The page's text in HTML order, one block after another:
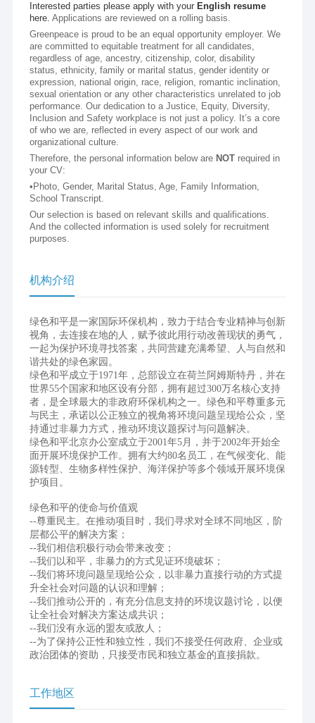
Interested parties please apply with your English resume
here. Applications are reviewed on a rolling basis.
Greenpeace is proud to be an equal opportunity employer. We
are committed to equitable treatment for all candidates,
regardless of age, ancestry, citizenship, color, disability
status, ethnicity, family or marital status, gender identity or
expression, national origin, race, religion, romantic inclination,
sexual orientation or any other characteristics unrelated to job
performance. Our dedication to a Justice, Equity, Diversity,
Inclusion and Safety workplace is not just a policy. It’s a core
of who we are, reflected in every aspect of our work and
organizational culture.
Therefore, the personal information below are NOT required in
your CV:
•Photo, Gender, Marital Status, Age, Family Information,
School Transcript.
Our selection is based on relevant skills and qualifications.
And the collected information is used solely for recruitment
purposes.
机构介绍
绿⾊和平是⼀家国际环保机构，致⼒于结合专业精神与创新
视⾓，去连接在地的⼈，赋予彼此⽤⾏动改善现状的勇⽓，
⼀起为保护环境寻找答案，共同营建充满希望、⼈与⾃然和
谐共处的绿⾊家园。
绿⾊和平成⽴于1971年，总部设⽴在荷兰阿姆斯特丹，并在
世界55个国家和地区设有分部，拥有超过300万名核⼼⽀持
者，是全球最⼤的⾮政府环保机构之⼀。绿⾊和平尊重多元
与民主，承诺以公正独⽴的视⾓将环境问题呈现给公众，坚
持通过⾮暴⼒⽅式，推动环境议题探讨与问题解决。
绿⾊和平北京办公室成⽴于2001年5⽉，并于2002年开始全
⾯开展环境保护⼯作。拥有⼤约80名员⼯，在⽓候变化、能
源转型、⽣物多样性保护、海洋保护等多个领域开展环境保
护项⽬。
绿色和平的使命与价值观
--尊重民主。在推动项目时，我们寻求对全球不同地区，阶
层都公平的解决方案；
--我们相信积极行动会带来改变；
--我们以和平，非暴力的方式见证环境破坏；
--我们将环境问题呈现给公众，以非暴力直接行动的方式提
升全社会对问题的认识和理解；
--我们推动公开的，有充分信息支持的环境议题讨论，以便
让全社会对解决方案达成共识；
--我们没有永远的盟友或敌人；
--为了保持公正性和独立性，我们不接受任何政府、企业或
政治团体的资助，只接受市民和独立基金的直接捐款。
工作地区